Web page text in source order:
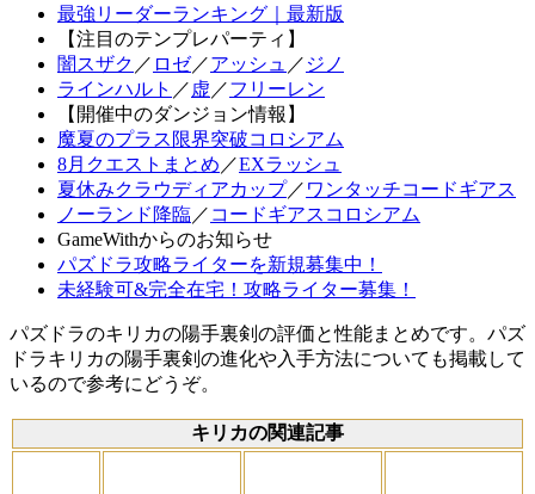
最強リーダーランキング｜最新版
【注目のテンプレパーティ】
闇スザク ／ ロゼ／アッシュ ／ ジノ
ラインハルト ／ 虚 ／フリーレン
【開催中のダンジョン情報】
魔夏のプラス限界突破コロシアム
8月クエストまとめ ／EXラッシュ
夏休みクラウディアカップ／ ワンタッチコードギアス
ノーランド降臨／ コードギアスコロシアム
GameWithからのお知らせ
パズドラ攻略ライターを新規募集中！
未経験可&完全在宅！攻略ライター募集！
パズドラのキリカの陽手裏剣の評価と性能まとめです。パズ
ドラキリカの陽手裏剣の進化や入手方法についても掲載して
いるので参考にどうぞ。
キリカの関連記事